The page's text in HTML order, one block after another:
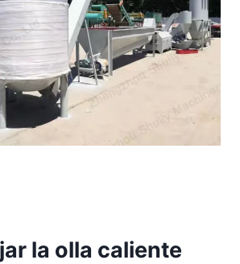
la olla caliente